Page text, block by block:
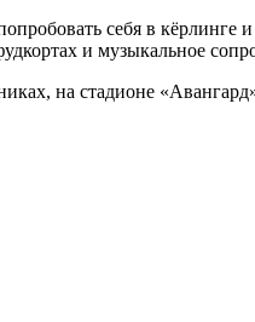
себя в кёрлинге
и музыкальное
на стадионе